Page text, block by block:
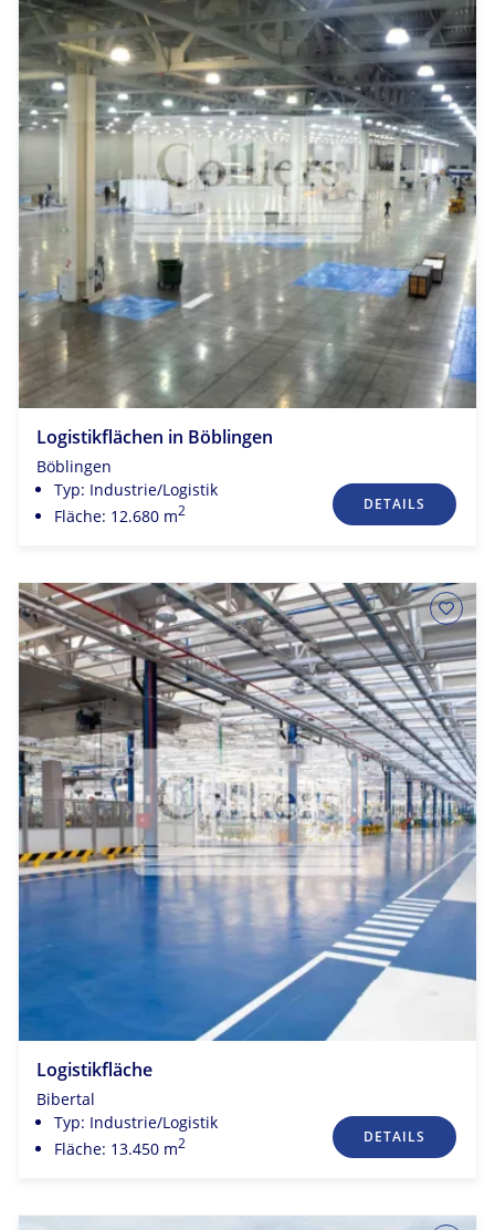
Logistikflächen in Böblingen
Böblingen
Typ: Industrie/Logistik
Fläche: 12.680 m2 DETAILS
Logistikfläche
Bibertal
Typ: Industrie/Logistik
Fläche: 13.450 m2 DETAILS